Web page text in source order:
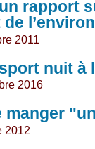
rapport
2011
nuit à
2016
manger
2012